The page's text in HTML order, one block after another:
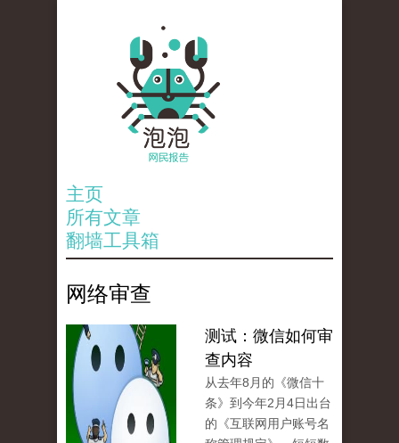
主页
所有文章
翻墙工具箱
网络审查
测试：微信如何审
查内容
从去年8月的《微信十
条》到今年2月4日出台
的《互联网用户账号名